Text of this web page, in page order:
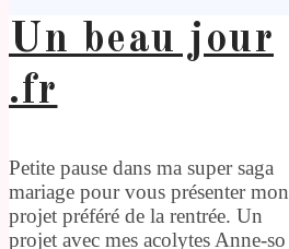
Un beau jour
.fr
Petite pause dans ma super saga
mariage pour vous présenter mon
projet préféré de la rentrée. Un
projet avec mes acolytes Anne-so